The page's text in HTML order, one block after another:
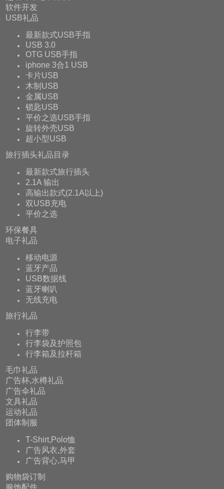
软件开发
USB礼品
最新款式USB手指
USB 3.0
OTG USB手指
iphone 3合1 USB
卡片USB
木制USB
金属USB
锁匙USB
平价之选USB手指
旋转外壳USB
超小型USB
旅行插头礼品目录
最新款式旅行插头
2.1A 输出
高输出款式(2.1A以上)
双USB充电
平价之选
环保餐具
电子礼品
移动电源
蓝牙产品
USB数据线
蓝牙喇叭
无线充电
旅行礼品
行李带
行李袋及护照包
行李箱及拉杆箱
毛巾礼品
广告杯,水樽礼品
广告伞礼品
文具礼品
运动礼品
团体制服
T-Shirt,Polo恤
广告风衣,外套
广告背心,马甲
购物袋订制